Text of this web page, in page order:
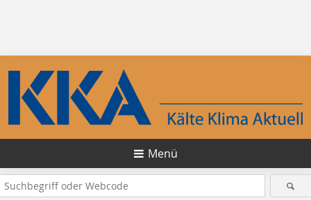
Menü